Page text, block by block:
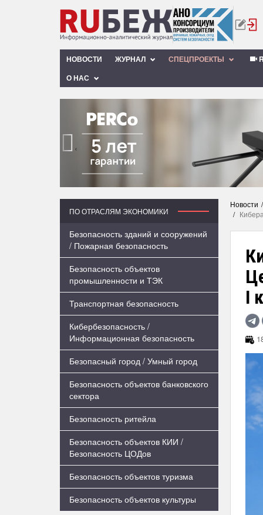
НОВОСТИ ЖУРНАЛ СПЕЦПРОЕКТЫ
О НАС
‹
ПО ОТРАСЛЯМ ЭКОНОМИКИ
Безопасность зданий и сооружений
/ Пожарная безопасность
Безопасность объектов
промышленности и ТЭК
Транспортная безопасность
Кибербезопасность /
Информационная безопасность
Безопасный город / Умный город
Безопасность объектов банковского
сектора
Безопасность ритейла
Безопасность объектов КИИ /
Безопасность ЦОДов
Безопасность объектов туризма
Безопасность объектов культуры
Новости
I